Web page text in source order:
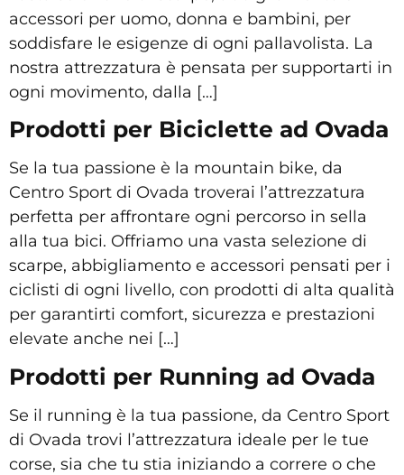
accessori per uomo, donna e bambini, per
soddisfare le esigenze di ogni pallavolista. La
nostra attrezzatura è pensata per supportarti in
ogni movimento, dalla […]
Prodotti per Biciclette ad Ovada
Se la tua passione è la mountain bike, da
Centro Sport di Ovada troverai l’attrezzatura
perfetta per affrontare ogni percorso in sella
alla tua bici. Offriamo una vasta selezione di
scarpe, abbigliamento e accessori pensati per i
ciclisti di ogni livello, con prodotti di alta qualità
per garantirti comfort, sicurezza e prestazioni
elevate anche nei […]
Prodotti per Running ad Ovada
Se il running è la tua passione, da Centro Sport
di Ovada trovi l’attrezzatura ideale per le tue
corse, sia che tu stia iniziando a correre o che